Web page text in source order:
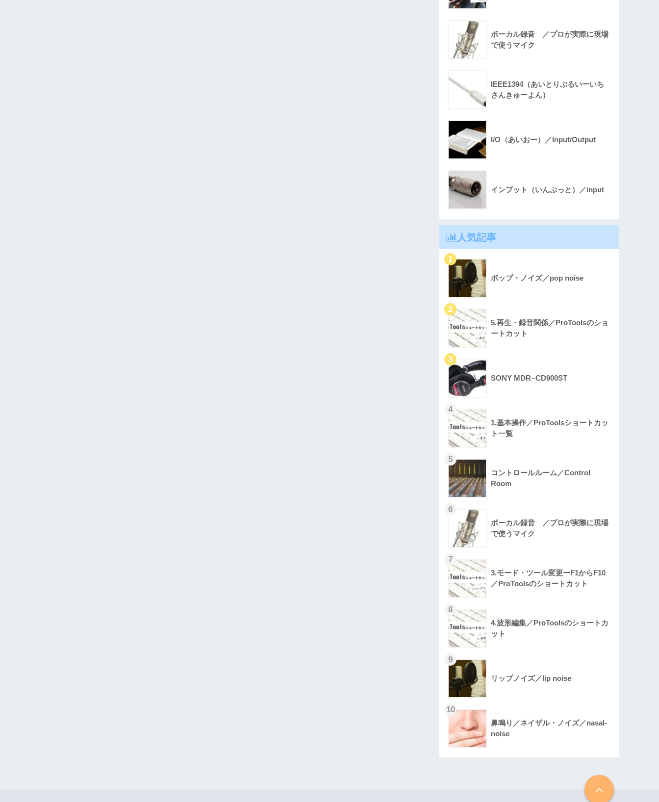
ボーカル録音 ／プロが実際に現場
で使うマイク
IEEE1394（あいとりぷるいーいち
さんきゅーよん）
I/O（あいおー）／Input/Output
インプット（いんぷっと）／input
人気記事
ポップ・ノイズ／pop noise
5.再生・録音関係／ProToolsのショ
ートカット
SONY MDR−CD900ST
1.基本操作／ProToolsショートカッ
ト一覧
コントロールルーム／Control
Room
ボーカル録音 ／プロが実際に現場
で使うマイク
3.モード・ツール変更ーF1からF10
／ProToolsのショートカット
4.波形編集／ProToolsのショートカ
ット
リップノイズ／lip noise
鼻鳴り／ネイザル・ノイズ／nasal-
noise